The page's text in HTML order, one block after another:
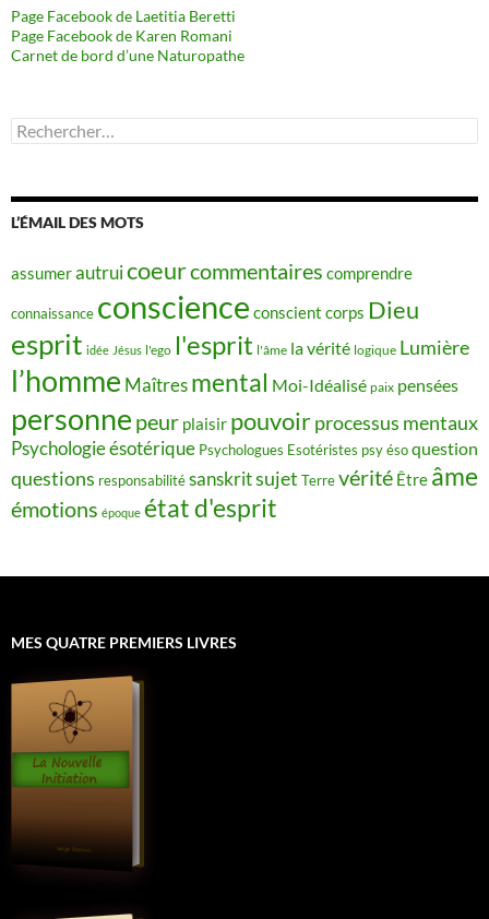
Page Facebook de Laetitia Beretti
Page Facebook de Karen Romani
Carnet de bord d’une Naturopathe
Rechercher :
L’ÉMAIL DES MOTS
assumerautruicoeurcommentaires comprendre
connaissance conscience conscient corps Dieu
esprit idée Jésus l'ego l'esprit l'âme la vérité logique Lumière
l’homme Maîtres mental Moi-Idéalisé paix pensées
personne peur plaisir pouvoirprocessus mentaux
Psychologie ésotérique Psychologues Esotéristes psy ésoquestion
questions responsabilitésanskritsujet Terrevérité Être âme
émotions époque état d'esprit
MES QUATRE PREMIERS LIVRES